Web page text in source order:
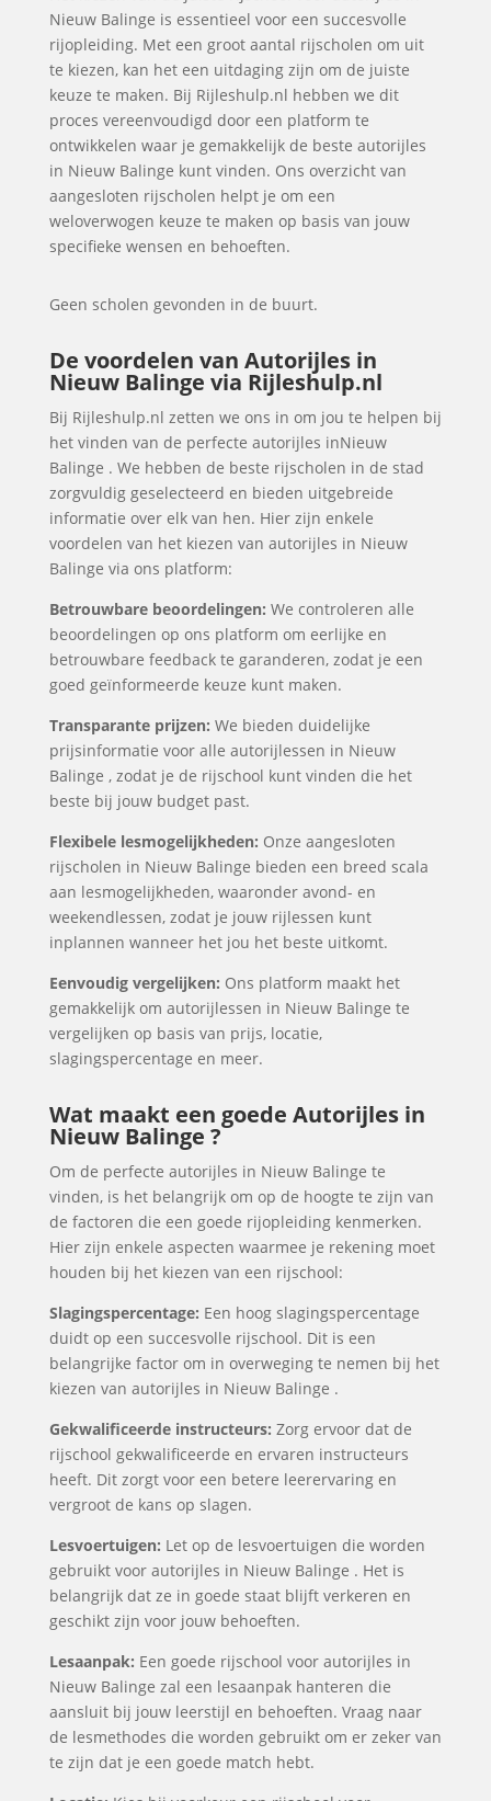
Nieuw Balinge is essentieel voor een succesvolle
rijopleiding. Met een groot aantal rijscholen om uit
te kiezen, kan het een uitdaging zijn om de juiste
keuze te maken. Bij Rijleshulp.nl hebben we dit
proces vereenvoudigd door een platform te
ontwikkelen waar je gemakkelijk de beste autorijles
in Nieuw Balinge kunt vinden. Ons overzicht van
aangesloten rijscholen helpt je om een
weloverwogen keuze te maken op basis van jouw
specifieke wensen en behoeften.
Geen scholen gevonden in de buurt.
De voordelen van Autorijles in
Nieuw Balinge via Rijleshulp.nl
Bij Rijleshulp.nl zetten we ons in om jou te helpen bij
het vinden van de perfecte autorijles inNieuw
Balinge . We hebben de beste rijscholen in de stad
zorgvuldig geselecteerd en bieden uitgebreide
informatie over elk van hen. Hier zijn enkele
voordelen van het kiezen van autorijles in Nieuw
Balinge via ons platform:
Betrouwbare beoordelingen: We controleren alle
beoordelingen op ons platform om eerlijke en
betrouwbare feedback te garanderen, zodat je een
goed geïnformeerde keuze kunt maken.
Transparante prijzen: We bieden duidelijke
prijsinformatie voor alle autorijlessen in Nieuw
Balinge , zodat je de rijschool kunt vinden die het
beste bij jouw budget past.
Flexibele lesmogelijkheden: Onze aangesloten
rijscholen in Nieuw Balinge bieden een breed scala
aan lesmogelijkheden, waaronder avond- en
weekendlessen, zodat je jouw rijlessen kunt
inplannen wanneer het jou het beste uitkomt.
Eenvoudig vergelijken: Ons platform maakt het
gemakkelijk om autorijlessen in Nieuw Balinge te
vergelijken op basis van prijs, locatie,
slagingspercentage en meer.
Wat maakt een goede Autorijles in
Nieuw Balinge ?
Om de perfecte autorijles in Nieuw Balinge te
vinden, is het belangrijk om op de hoogte te zijn van
de factoren die een goede rijopleiding kenmerken.
Hier zijn enkele aspecten waarmee je rekening moet
houden bij het kiezen van een rijschool:
Slagingspercentage: Een hoog slagingspercentage
duidt op een succesvolle rijschool. Dit is een
belangrijke factor om in overweging te nemen bij het
kiezen van autorijles in Nieuw Balinge .
Gekwalificeerde instructeurs: Zorg ervoor dat de
rijschool gekwalificeerde en ervaren instructeurs
heeft. Dit zorgt voor een betere leerervaring en
vergroot de kans op slagen.
Lesvoertuigen: Let op de lesvoertuigen die worden
gebruikt voor autorijles in Nieuw Balinge . Het is
belangrijk dat ze in goede staat blijft verkeren en
geschikt zijn voor jouw behoeften.
Lesaanpak: Een goede rijschool voor autorijles in
Nieuw Balinge zal een lesaanpak hanteren die
aansluit bij jouw leerstijl en behoeften. Vraag naar
de lesmethodes die worden gebruikt om er zeker van
te zijn dat je een goede match hebt.